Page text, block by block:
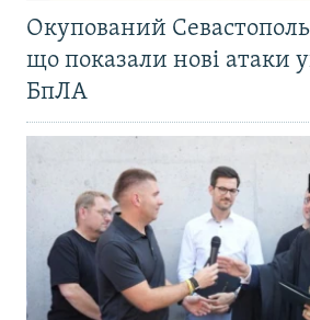
Окупований
що показали нові атаки
БпЛА